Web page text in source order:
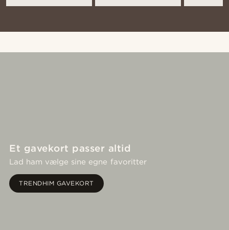
Et gavekort passer altid
Lad ham vælge sine egne favoritter
TRENDHIM GAVEKORT